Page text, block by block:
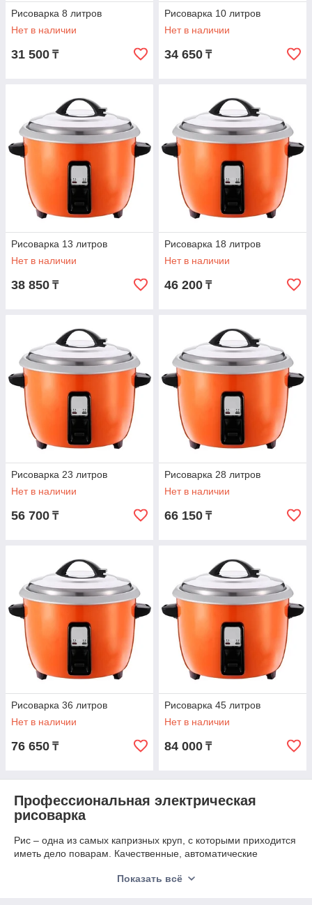
Рисоварка 8 литров
Нет в наличии
31 500 ₸
Рисоварка 10 литров
Нет в наличии
34 650 ₸
Рисоварка 13 литров
Нет в наличии
38 850 ₸
Рисоварка 18 литров
Нет в наличии
46 200 ₸
Рисоварка 23 литров
Нет в наличии
56 700 ₸
Рисоварка 28 литров
Нет в наличии
66 150 ₸
Рисоварка 36 литров
Нет в наличии
76 650 ₸
Рисоварка 45 литров
Нет в наличии
84 000 ₸
Профессиональная электрическая
рисоварка
Рис – одна из самых капризных круп, с которыми приходится
иметь дело поварам. Качественные, автоматические
приготовление крупы. Полностью исключают пригорание
Показать всё